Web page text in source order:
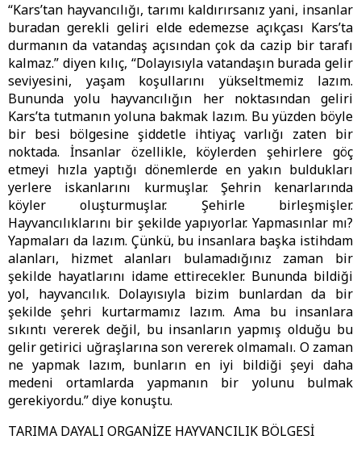
“Kars’tan hayvancılığı, tarımı kaldırırsanız yani, insanlar
buradan gerekli geliri elde edemezse açıkçası Kars’ta
durmanın da vatandaş açısından çok da cazip bir tarafı
kalmaz.” diyen kılıç, “Dolayısıyla vatandaşın burada gelir
seviyesini, yaşam koşullarını yükseltmemiz lazım.
Bununda yolu hayvancılığın her noktasından geliri
Kars’ta tutmanın yoluna bakmak lazım. Bu yüzden böyle
bir besi bölgesine şiddetle ihtiyaç varlığı zaten bir
noktada. İnsanlar özellikle, köylerden şehirlere göç
etmeyi hızla yaptığı dönemlerde en yakın buldukları
yerlere iskanlarını kurmuşlar. Şehrin kenarlarında
köyler oluşturmuşlar. Şehirle birleşmişler.
Hayvancılıklarını bir şekilde yapıyorlar. Yapmasınlar mı?
Yapmaları da lazım. Çünkü, bu insanlara başka istihdam
alanları, hizmet alanları bulamadığınız zaman bir
şekilde hayatlarını idame ettirecekler. Bununda bildiği
yol, hayvancılık. Dolayısıyla bizim bunlardan da bir
şekilde şehri kurtarmamız lazım. Ama bu insanlara
sıkıntı vererek değil, bu insanların yapmış olduğu bu
gelir getirici uğraşlarına son vererek olmamalı. O zaman
ne yapmak lazım, bunların en iyi bildiği şeyi daha
medeni ortamlarda yapmanın bir yolunu bulmak
gerekiyordu.” diye konuştu.
TARIMA DAYALI ORGANİZE HAYVANCILIK BÖLGESİ